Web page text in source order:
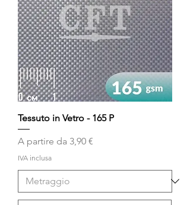
Tessuto in Vetro - 165 P
A partire da 3,90 €
Prezzo scontato
IVA inclusa